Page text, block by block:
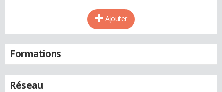
Ajouter
Formations
Réseau